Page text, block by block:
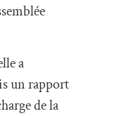
a
un rapport
de la